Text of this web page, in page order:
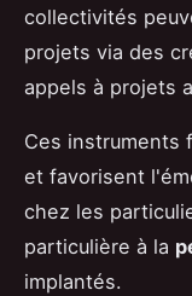
collectivités
projets via des
appels à projets
Ces instruments
et favorisent
chez les
particulière à la
implantés.